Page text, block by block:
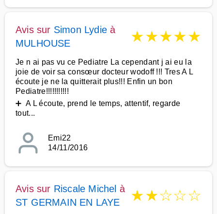
Avis sur Simon Lydie à
MULHOUSE
★★★★★
Je n ai pas vu ce Pediatre La cependant j ai eu la
joie de voir sa consœur docteur wodoff !!! Tres A L
écoute je ne la quitterait plus!!! Enfin un bon
Pediatre!!!!!!!!!!!
➕ A L écoute, prend le temps, attentif, regarde
tout...
Emi22
14/11/2016
Avis sur Riscale Michel à
ST GERMAIN EN LAYE
★★☆☆☆